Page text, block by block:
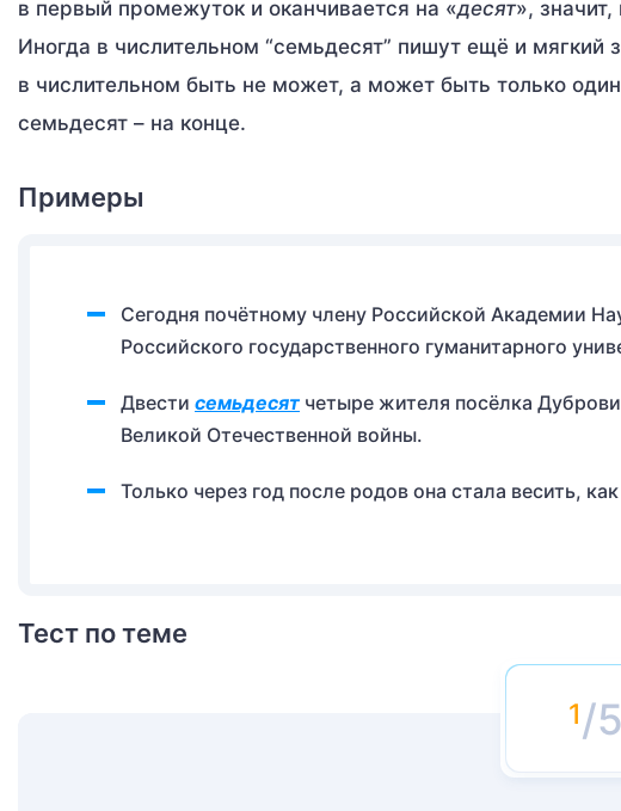
в первый промежуток и оканчивается на «десят»,
Иногда в числительном “семьдесят” пишут ещё и мягкий
в числительном быть не может, а может быть только
семьдесят – на конце.
Примеры
Сегодня почётному члену Российской Академии
Российского государственного гуманитарного
Двести семьдесят четыре жителя посёлка
Великой Отечественной войны.
Только через год после родов она стала весить,
Тест по теме
/5